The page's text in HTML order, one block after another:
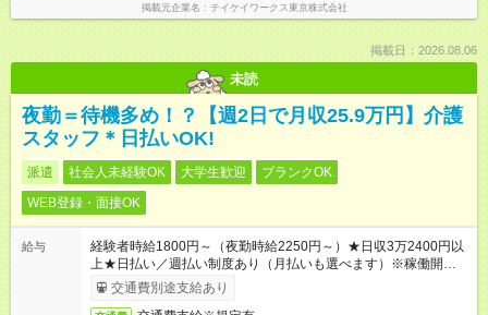
掲載元企業名 テイケイワークス東京株式会社
掲載日：2026.08.06
未読
夜勤＝待機多め！？【週2日で月収25.9万円】介護
スタッフ＊日払いOK!
派遣 社会人未経験OK 大学生歓迎
ブランクOK
WEB登録・面接OK
給与
経験者時給1800円～（夜勤時給2250円～）★日収3万2400円以
上★日払い／週払い制度あり（月払いも選べます）※稼働開始時
は手続き完了次第のお支払いとなります。
交通費別途支給あり